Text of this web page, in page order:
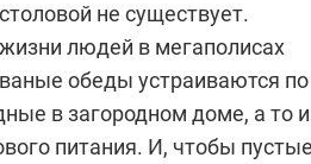
не существует.
людей в мегаполисах
обеды устраиваются по
в загородном доме, а то и
питания. И, чтобы пустые